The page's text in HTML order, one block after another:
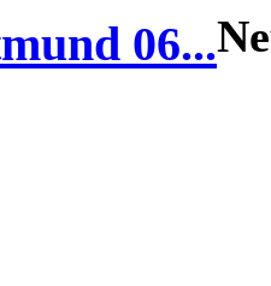
06...